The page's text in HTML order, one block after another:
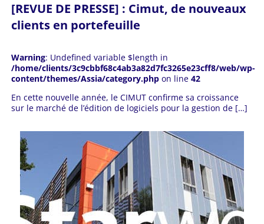
[REVUE DE PRESSE] : Cimut, de nouveaux
clients en portefeuille
Warning: Undefined variable $length in
/home/clients/3c9cbbf68c4ab3a82d7fc3265e23cff8/web/wp-
content/themes/Assia/category.phpon line 42
En cette nouvelle année, le CIMUT confirme sa croissance
sur le marché de l’édition de logiciels pour la gestion de […]